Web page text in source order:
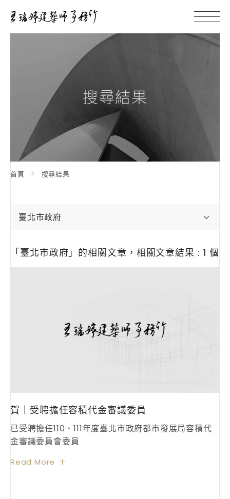
搜尋結果
首頁 搜尋結果
「臺北市政府」的相關文章，相關文章結果 : 1 個
賀｜受聘擔任容積代金審議委員
已受聘擔任110、111年度臺北市政府都市發展局容積代
金審議委員會委員